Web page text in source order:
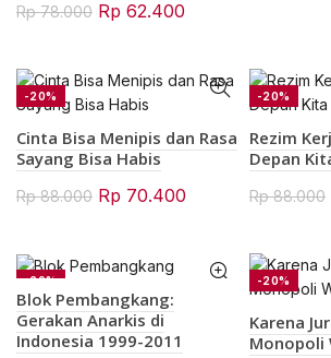
Rp78.000 Original
Rp 78.000.
Rp 62.400
Rp 62.400.
-20%
Cinta Bisa Menipis dan Rasa
Sayang Bisa Habis
Rp88.000 Original
Rp 88.000.
Rp 70.400
Rp 70.400.
-20%
Rezim
Depan
Rp88.000
-20%
Blok Pembangkang:
Gerakan Anarkis di
Indonesia 1999-2011
-20%
Karena
Monopoli